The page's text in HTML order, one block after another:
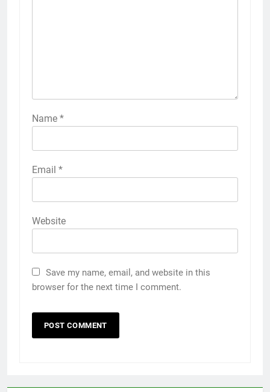
Name *
Email *
Website
Save my name, email, and website in this
browser for the next time I comment.